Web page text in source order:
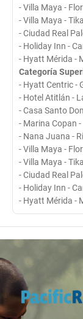
- Villa Maya -
- Villa Maya -
- Ciudad Real
- Holiday Inn -
- Hyatt Mérida -
Categoría
- Hyatt Centric -
- Hotel Atitlán -
- Casa Santo
- Marina Copan -
- Nana Juana -
- Villa Maya -
- Villa Maya -
- Ciudad Real
- Holiday Inn -
- Hyatt Mérida -